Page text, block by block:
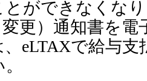
とができなくな
更）通知書を電
eLTAXで給与支